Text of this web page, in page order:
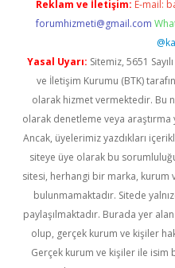
Reklam ve İletişim: E-mail:
forumhizmeti@gmail.com
Yasal Uyarı: Sitemiz, 5651
ve İletişim Kurumu (BTK)
olarak hizmet vermektedir. Bu
olarak denetleme veya
Ancak, üyelerimiz yazdıkları
siteye üye olarak bu
sitesi, herhangi bir marka, kurum
bulunmamaktadır. Sitede
paylaşılmaktadır. Burada yer
olup, gerçek kurum ve kişiler
Gerçek kurum ve kişiler ile